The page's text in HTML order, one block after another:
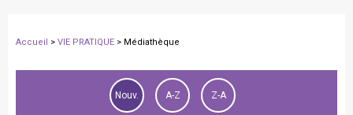
Accueil > VIE PRATIQUE > Médiathèque
Nouv. A-Z Z-A